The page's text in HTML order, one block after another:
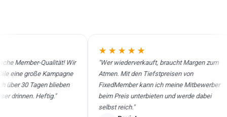
Qualität! Wir
große Kampagne
30 Tagen blieben
Heftig."
★★★★★
"Wer wiederverkauft, braucht Margen zum
Atmen. Mit den Tiefstpreisen von
FixedMember kann ich meine Mitbewerber
beim Preis unterbieten und werde dabei
selbst reich."